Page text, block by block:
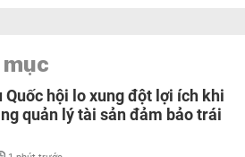
Quốc hội lo xung đột lợi ích khi
quản lý tài sản đảm bảo trái